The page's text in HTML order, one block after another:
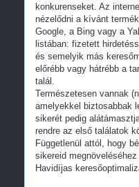
konkurenseket. Az
nézelődni a kívánt
Google, a Bing vagy a
listában: fizetett
és semelyik más
előrébb vagy hátrébb a
talál.
Természetesen vannak
amelyekkel biztosabbak
sikerét pedig
rendre az első találatok
Függetlenül attól, hogy
sikereid
Havidíjas